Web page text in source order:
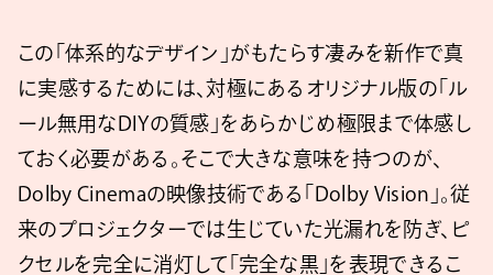
この「体系的なデザイン」がもたらす凄みを新作で真
に実感するためには、対極にあるオリジナル版の「ル
ール無用なDIYの質感」をあらかじめ極限まで体感し
ておく必要がある。そこで大きな意味を持つのが、
Dolby Cinemaの映像技術である「Dolby Vision」。従
来のプロジェクターでは生じていた光漏れを防ぎ、ピ
クセルを完全に消灯して「完全な黒」を表現できるこ